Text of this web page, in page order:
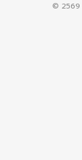
© 2569